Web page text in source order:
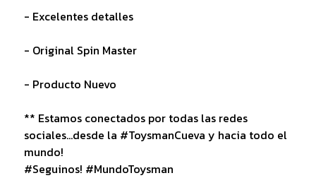
- Excelentes detalles
- Original Spin Master
- Producto Nuevo
** Estamos conectados por todas las redes
sociales...desde la #ToysmanCueva y hacia todo el
mundo!
#Seguinos! #MundoToysman